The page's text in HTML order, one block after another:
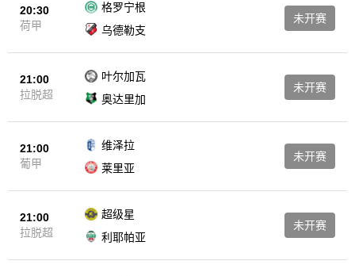
20:30
荷甲
格罗宁根
乌德勒支
未开赛
21:00
拉脱超
叶尔加瓦
奥达里加
未开赛
21:00
葡甲
维泽拉
莱里亚
未开赛
21:00
拉脱超
超级星
利耶帕亚
未开赛